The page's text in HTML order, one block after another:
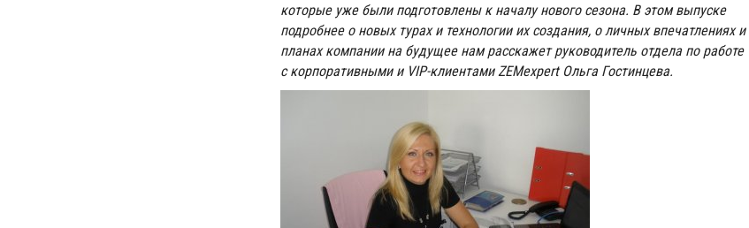
которые уже были подготовлены к началу нового сезона. В этом выпуске
подробнее о новых турах и технологии их создания, о личных впечатлениях и
планах компании на будущее нам расскажет руководитель отдела по работе
с корпоративными и VIP-клиентами ZEMexpert Ольга Гостинцева.